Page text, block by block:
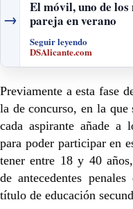
→
El móvil, uno de los
pareja en verano
Seguir leyendo
DSAlicante.com
Previamente a esta fase
la de concurso, en la que
cada aspirante añade a
para poder participar en
tener entre 18 y 40
de antecedentes
título de educación